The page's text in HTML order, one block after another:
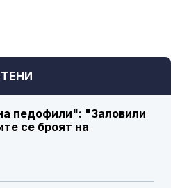
педофили": "Заловили
се броят на